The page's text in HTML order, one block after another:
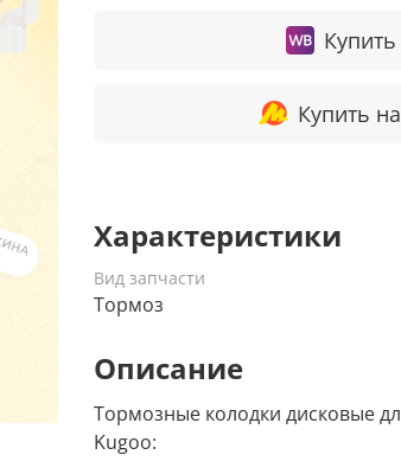
Купить
Характеристики
Вид запчасти
Тормоз
Описание
Тормозные колодки дисковые
Kugoo: